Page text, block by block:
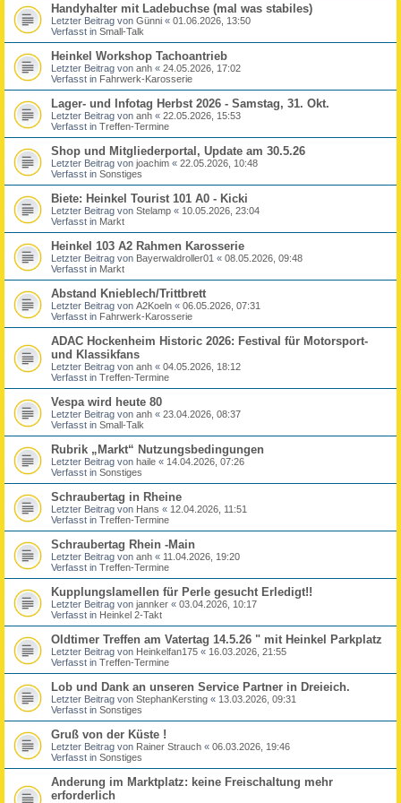
Handyhalter mit Ladebuchse (mal was stabiles)
Letzter Beitrag von Günni « 01.06.2026, 13:50
Verfasst in Small-Talk
Heinkel Workshop Tachoantrieb
Letzter Beitrag von anh « 24.05.2026, 17:02
Verfasst in Fahrwerk-Karosserie
Lager- und Infotag Herbst 2026 - Samstag, 31. Okt.
Letzter Beitrag von anh « 22.05.2026, 15:53
Verfasst in Treffen-Termine
Shop und Mitgliederportal, Update am 30.5.26
Letzter Beitrag von joachim « 22.05.2026, 10:48
Verfasst in Sonstiges
Biete: Heinkel Tourist 101 A0 - Kicki
Letzter Beitrag von Stelamp « 10.05.2026, 23:04
Verfasst in Markt
Heinkel 103 A2 Rahmen Karosserie
Letzter Beitrag von Bayerwaldroller01 « 08.05.2026, 09:48
Verfasst in Markt
Abstand Knieblech/Trittbrett
Letzter Beitrag von A2Koeln « 06.05.2026, 07:31
Verfasst in Fahrwerk-Karosserie
ADAC Hockenheim Historic 2026: Festival für Motorsport-
und Klassikfans
Letzter Beitrag von anh « 04.05.2026, 18:12
Verfasst in Treffen-Termine
Vespa wird heute 80
Letzter Beitrag von anh « 23.04.2026, 08:37
Verfasst in Small-Talk
Rubrik „Markt“ Nutzungsbedingungen
Letzter Beitrag von haile « 14.04.2026, 07:26
Verfasst in Sonstiges
Schraubertag in Rheine
Letzter Beitrag von Hans « 12.04.2026, 11:51
Verfasst in Treffen-Termine
Schraubertag Rhein -Main
Letzter Beitrag von anh « 11.04.2026, 19:20
Verfasst in Treffen-Termine
Kupplungslamellen für Perle gesucht Erledigt!!
Letzter Beitrag von jannker « 03.04.2026, 10:17
Verfasst in Heinkel 2-Takt
Oldtimer Treffen am Vatertag 14.5.26 " mit Heinkel Parkplatz
Letzter Beitrag von Heinkelfan175 « 16.03.2026, 21:55
Verfasst in Treffen-Termine
Lob und Dank an unseren Service Partner in Dreieich.
Letzter Beitrag von StephanKersting « 13.03.2026, 09:31
Verfasst in Sonstiges
Gruß von der Küste !
Letzter Beitrag von Rainer Strauch « 06.03.2026, 19:46
Verfasst in Sonstiges
Anderung im Marktplatz: keine Freischaltung mehr
erforderlich